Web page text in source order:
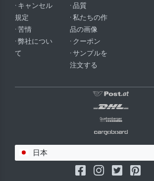
· キャンセル
規定
· 苦情
· 弊社につい
て
· 品質
· 私たちの作
品の画像
· クーポン
· サンプルを
注文する
日本